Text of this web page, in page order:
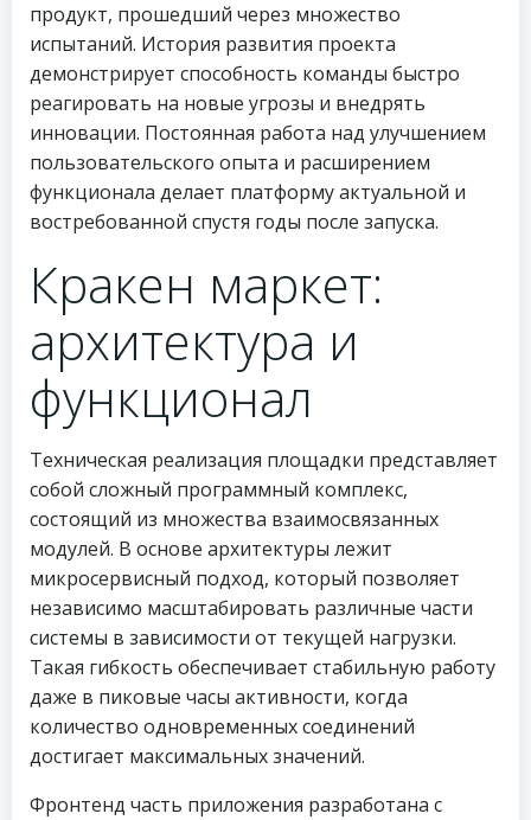
продукт, прошедший через множество
испытаний. История развития проекта
демонстрирует способность команды быстро
реагировать на новые угрозы и внедрять
инновации. Постоянная работа над улучшением
пользовательского опыта и расширением
функционала делает платформу актуальной и
востребованной спустя годы после запуска.
Кракен маркет:
архитектура и
функционал
Техническая реализация площадки представляет
собой сложный программный комплекс,
состоящий из множества взаимосвязанных
модулей. В основе архитектуры лежит
микросервисный подход, который позволяет
независимо масштабировать различные части
системы в зависимости от текущей нагрузки.
Такая гибкость обеспечивает стабильную работу
даже в пиковые часы активности, когда
количество одновременных соединений
достигает максимальных значений.
Фронтенд часть приложения разработана с